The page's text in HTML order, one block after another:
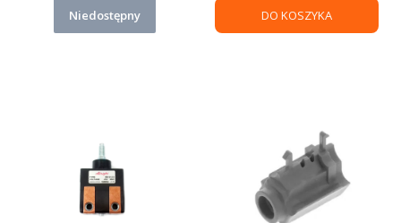
Niedostępny DO KOSZYKA